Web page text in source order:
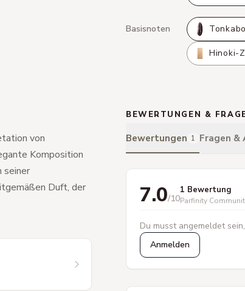
Basisnoten
Hinoki-
von
Komposition
seiner
Duft, der
BEWERTUNGEN &
Bewertungen 1 Fragen
7.0/10
1 Bewertung
Parfinity
Du musst angemeldet
Anmelden